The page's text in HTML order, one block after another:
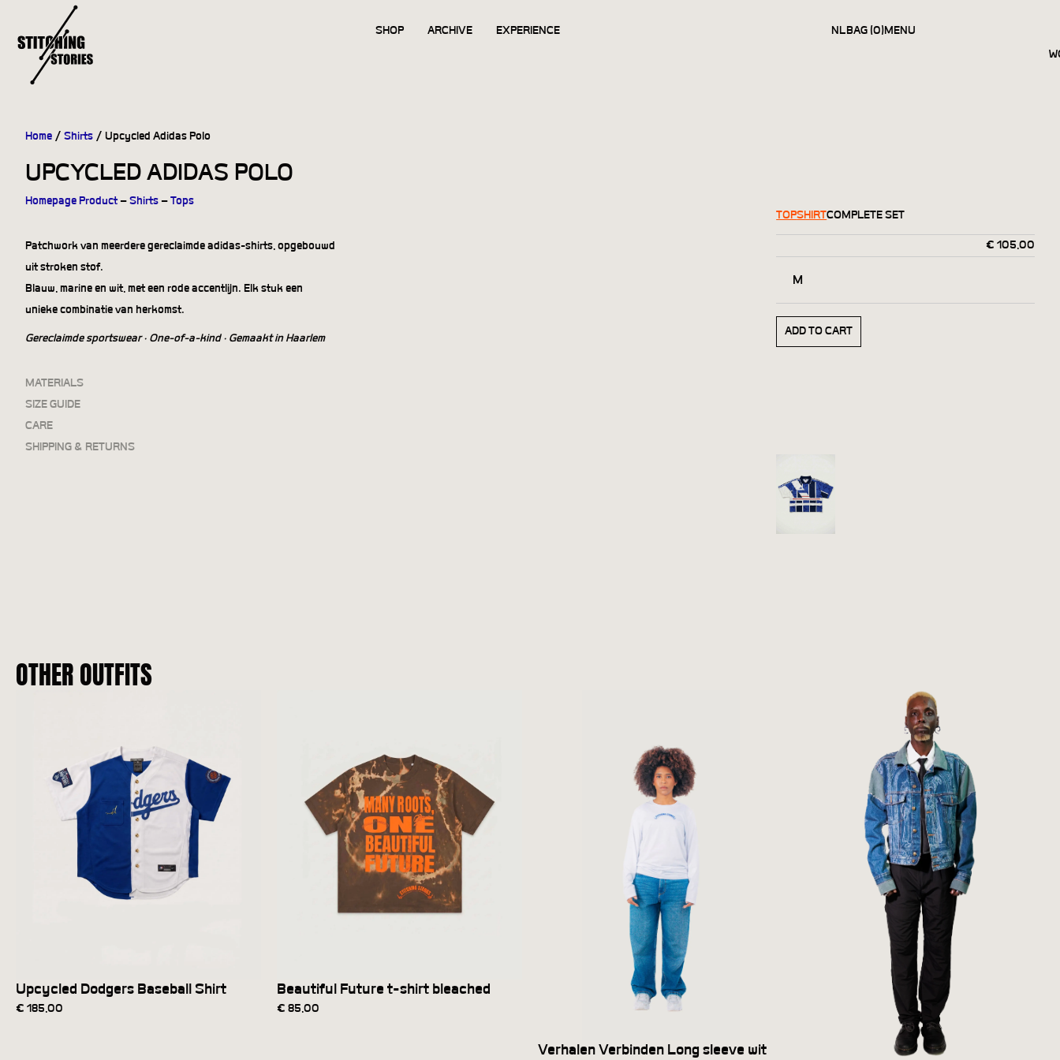
SHOP ARCHIVE EXPERIENCE NLBAG (0)MENU
Home / Shirts / Upcycled Adidas Polo
UPCYCLED ADIDAS POLO
Homepage Product–Shirts –Tops
Patchwork van meerdere gereclaimde adidas-shirts, opgebouwd
uit stroken stof.
Blauw, marine en wit, met een rode accentlijn. Elk stuk een
unieke combinatie van herkomst.
Gereclaimde sportswear · One-of-a-kind · Gemaakt in Haarlem
MATERIALS
SIZE GUIDE
CARE
SHIPPING & RETURNS
COMPLETE SET
SHIRT
TOP
€ 105,00
M
ADD TO CART
OTHER OUTFITS
Upcycled Dodgers Baseball Shirt
€ 185,00
Beautiful Future t-shirt bleached
€ 85,00
Verhalen Verbinden Long sleeve wit